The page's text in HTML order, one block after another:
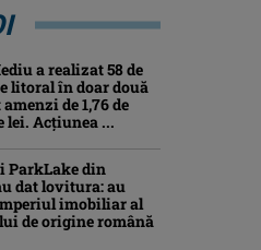
a realizat 58 de
litoral în doar două
de 1,76 de
lei. Acțiunea ...
ParkLake din
dat lovitura: au
imobiliar al
de origine română